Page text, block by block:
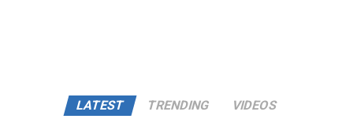
LATEST TRENDING VIDEOS